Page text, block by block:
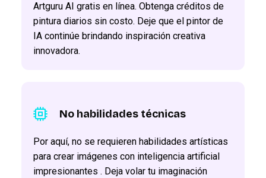
Artguru AI gratis en línea. Obtenga créditos de
pintura diarios sin costo. Deje que el pintor de
IA continúe brindando inspiración creativa
innovadora.
No habilidades técnicas
Por aquí, no se requieren habilidades artísticas
para crear imágenes con inteligencia artificial
impresionantes . Deja volar tu imaginación